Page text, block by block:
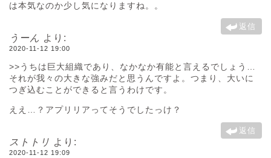
は本気なのか少し気になりますね。。
返信
うーん より:
2020-11-12 19:00
>>うちは巨大組織であり、なかなか有能と言えるでしょう…
それが我々の大きな強みだと思うんですよ。つまり、大いに
つぎ込むことができると言うわけです。
ええ…？アプリリアってそうでしたっけ？
返信
ストトリ より:
2020-11-12 19:09